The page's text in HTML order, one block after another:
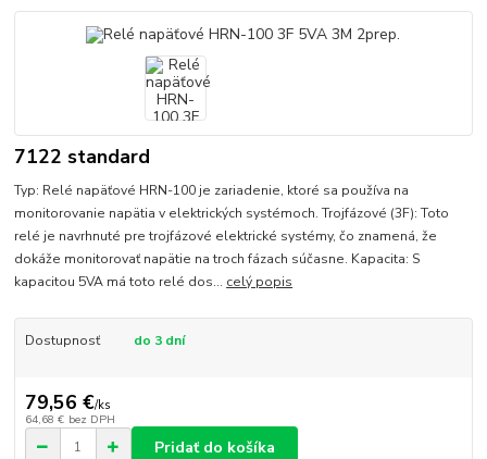
7122 standard
Typ: Relé napäťové HRN-100 je zariadenie, ktoré sa používa na
monitorovanie napätia v elektrických systémoch. Trojfázové (3F): Toto
relé je navrhnuté pre trojfázové elektrické systémy, čo znamená, že
dokáže monitorovať napätie na troch fázach súčasne. Kapacita: S
kapacitou 5VA má toto relé dos... celý popis
Dostupnosť do 3 dní
79,56 €/ks
64,68 € bez DPH
Pridať do košíka